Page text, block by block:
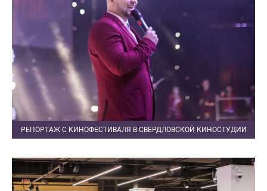
РЕПОРТАЖ С КИНОФЕСТИВАЛЯ В СВЕРДЛОВСКОЙ КИНОСТУДИИ